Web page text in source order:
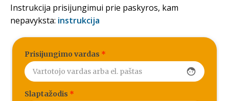
Instrukcija prisijungimui prie paskyros, kam
nepavyksta: instrukcija
Prisijungimo vardas *
face
Slaptažodis *